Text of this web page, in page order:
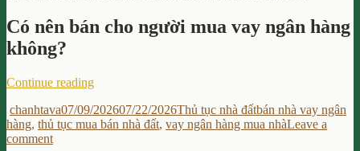
Làm
Sổ
Có nên bán cho người mua vay ngân hàng
không?
Continue reading“Hướng
8
Bước
Author
chanhtavaPosted
on
07/09/202607/22/2026Categories
Thủ tục nhà đấtTags
bán nhà vay ngân
hàng, thủ tục mua bán nhà đất, vay ngân hàng mua nhàLeave a
commenton